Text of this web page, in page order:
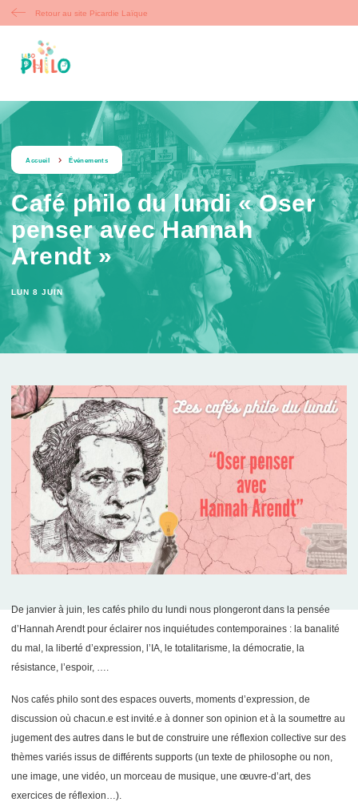
Retour au site Picardie Laïque
string(9) « evenement »
Accueil Événements
Café philo du lundi « Oser
penser avec Hannah
Arendt »
LUN 8 JUIN
De janvier à juin, les cafés philo du lundi nous plongeront dans la pensée
d’Hannah Arendt pour éclairer nos inquiétudes contemporaines : la banalité
du mal, la liberté d’expression, l’IA, le totalitarisme, la démocratie, la
résistance, l’espoir, ….
Nos cafés philo sont des espaces ouverts, moments d’expression, de
discussion où chacun.e est invité.e à donner son opinion et à la soumettre au
jugement des autres dans le but de construire une réflexion collective sur des
thèmes variés issus de différents supports (un texte de philosophe ou non,
une image, une vidéo, un morceau de musique, une œuvre-d’art, des
exercices de réflexion…).